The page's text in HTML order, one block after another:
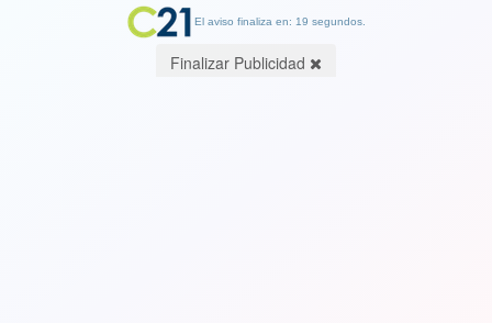
El aviso finaliza en: 19 segundos.
Finalizar Publicidad